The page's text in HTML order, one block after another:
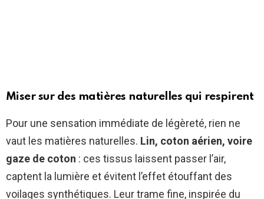
Miser sur des matières naturelles qui respirent
Pour une sensation immédiate de légèreté, rien ne
vaut les matières naturelles. Lin, coton aérien, voire
gaze de coton : ces tissus laissent passer l’air,
captent la lumière et évitent l’effet étouffant des
voilages synthétiques. Leur trame fine, inspirée du